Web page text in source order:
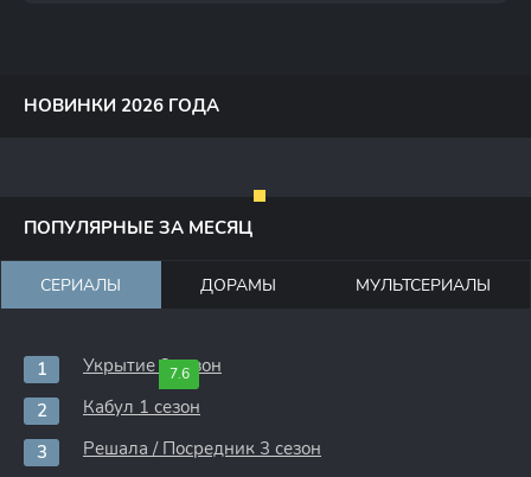
НОВИНКИ 2026 ГОДА
ПОПУЛЯРНЫЕ ЗА МЕСЯЦ
СЕРИАЛЫ ДОРАМЫ МУЛЬТСЕРИАЛЫ
7.6
Укрытие 3 сезон
Кабул 1 сезон
Решала / Посредник 3 сезон